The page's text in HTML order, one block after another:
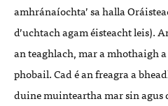
amhránaíochta’ sa halla
d’uchtach agam éisteacht leis).
an teaghlach, mar a mhothaigh
phobail. Cad é an freagra a
duine muinteartha mar sin agus